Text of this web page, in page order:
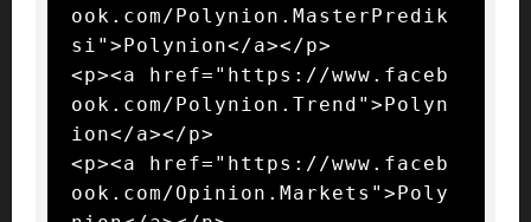
ook.com/Polynion.MasterPredik
si">Polynion</a></p>
<p><a href="https://www.faceb
ook.com/Polynion.Trend">Polyn
ion</a></p>
<p><a href="https://www.faceb
ook.com/Opinion.Markets">Poly